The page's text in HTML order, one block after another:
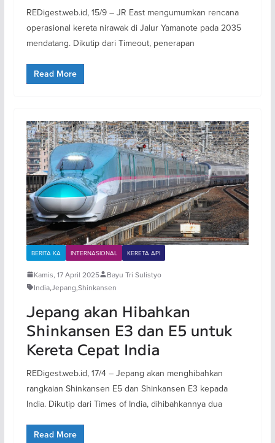
REDigest.web.id, 15/9 – JR East mengumumkan rencana
operasional kereta nirawak di Jalur Yamanote pada 2035
mendatang. Dikutip dari Timeout, penerapan
Read More
BERITA KA INTERNASIONAL KERETA API
Kamis, 17 April 2025
Bayu Tri Sulistyo
India,Jepang,Shinkansen
Jepang akan Hibahkan
Shinkansen E3 dan E5 untuk
Kereta Cepat India
REDigest.web.id, 17/4 – Jepang akan menghibahkan
rangkaian Shinkansen E5 dan Shinkansen E3 kepada
India. Dikutip dari Times of India, dihibahkannya dua
Read More